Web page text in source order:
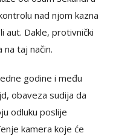
nad njom kazna
aut. Dakle, protivnički
taj način.
godine i među
obaveza sudija da
odluku poslije
kamera koje će